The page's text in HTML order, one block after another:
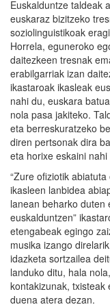
Euskalduntze taldeak
euskaraz bizitzeko
soziolinguistikoak
Horrela, eguneroko
daitezkeen tresnak
erabilgarriak izan
ikastaroak ikasleak
nahi du, euskara
nola pasa jakiteko.
eta berreskuratzeko
diren pertsonak dira
eta horixe eskaini
“Zure ofiziotik
ikasleen lanbidea
lanean beharko duten
euskalduntzen”
etengabeak egingo
musika izango
idazketa sortzailea
landuko ditu, hala
kontakizunak, txisteak
duena atera dezan.